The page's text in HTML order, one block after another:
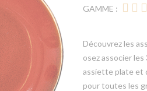
GAMME :
Découvrez les
osez associer
assiette plate et
pour toutes les